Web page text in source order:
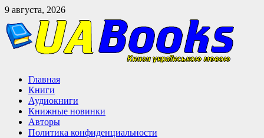
Перейти
содержимому
9 августа, 2026
Главная
Книги
Аудиокниги
Книжные новинки
Авторы
Политика конфиденциальности